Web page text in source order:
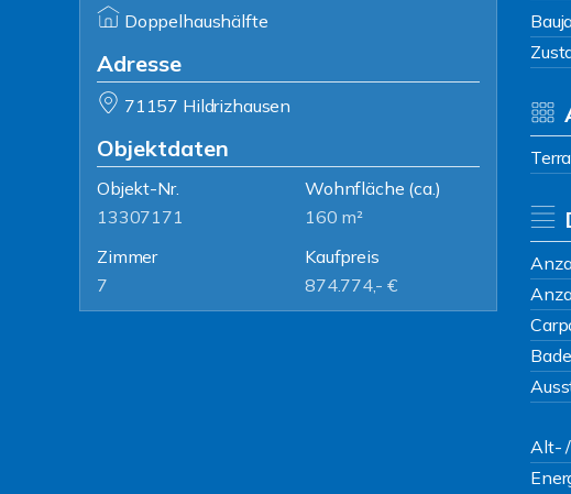
Doppelhaushälfte
Adresse
71157 Hildrizhausen
Objektdaten
Objekt-Nr.
13307171
Wohnfläche (ca.)
160 m²
Zimmer
7
Kaufpreis
874.774,- €
Alt-